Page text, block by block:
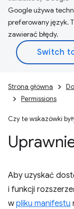
Google używa
preferowany język.
zawierać błędy.
Strona główna
Permissions
Czy te wskazówki
Aby uzyskać
i funkcji
wpliku manifestu